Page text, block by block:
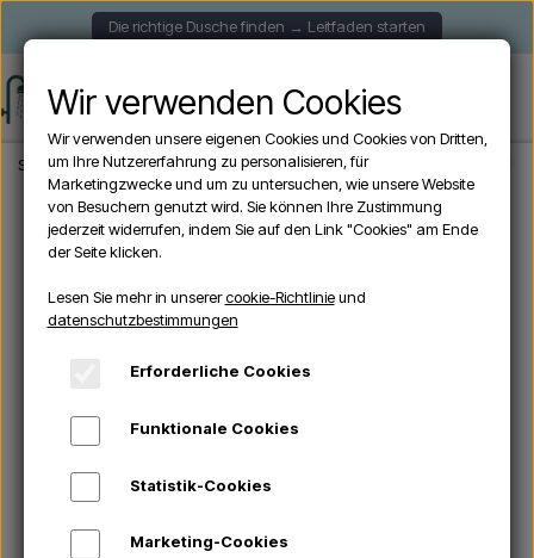
Die richtige Dusche finden → Leitfaden starten
Startseite Aussendusche Freistehende Duschen Sined INOX LUNA D
ANGEBOTE -10%
Wir verwenden Cookies
Wir verwenden unsere eigenen Cookies und Cookies von Dritten,
um Ihre Nutzererfahrung zu personalisieren, für
Marketingzwecke und um zu untersuchen, wie unsere Website
von Besuchern genutzt wird. Sie können Ihre Zustimmung
jederzeit widerrufen, indem Sie auf den Link "Cookies" am Ende
der Seite klicken.
Lesen Sie mehr in unserercookie-Richtlinieund
datenschutzbestimmungen
Erforderliche Cookies
Funktionale Cookies
Statistik-Cookies
Marketing-Cookies